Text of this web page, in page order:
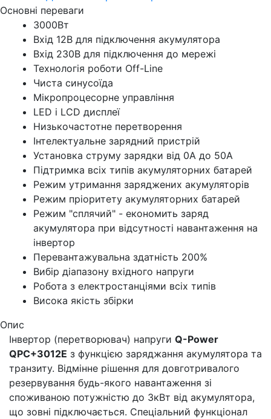
Основні переваги
3000Вт
Вхід 12В для підключення акумулятора
Вхід 230В для підключення до мережі
Технологія роботи Off-Line
Чиста синусоїда
Мікропроцесорне управління
LED і LCD дисплеї
Низькочастотне перетворення
Інтелектуальне зарядний пристрій
Установка струму зарядки від 0А до 50А
Підтримка всіх типів акумуляторних батарей
Режим утримання заряджених акумуляторів
Режим пріоритету акумуляторних батарей
Режим "сплячий" - економить заряд
акумулятора при відсутності навантаження на
інвертор
Перевантажувальна здатність 200%
Вибір діапазону вхідного напруги
Робота з електростанціями всіх типів
Висока якість збірки
Опис
Інвертор (перетворювач) напруги Q-Power
QPC+3012E з функцією заряджання акумулятора та
транзиту. Відмінне рішення для довготривалого
резервування будь-якого навантаження зі
споживаною потужністю до 3кВт від акумулятора,
що зовні підключається. Спеціальний функціонал